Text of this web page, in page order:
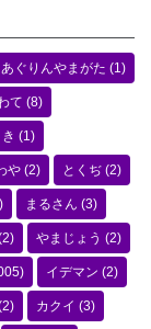
あぐりんやまがた (1)
て (8)
(1)
や (2) とくぢ (2)
まるさん (3)
やまじょう (2)
イデマン (2)
カクイ (3)